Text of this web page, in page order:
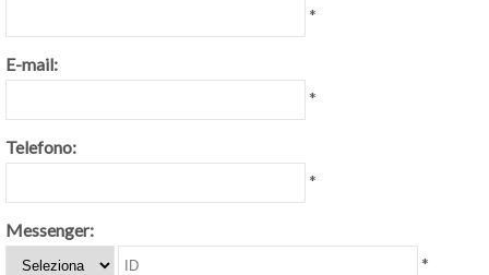
*
E-mail:
*
Telefono:
*
Messenger:
*